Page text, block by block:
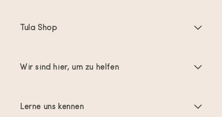
Tula Shop
Wir sind hier, um zu helfen
Lerne uns kennen